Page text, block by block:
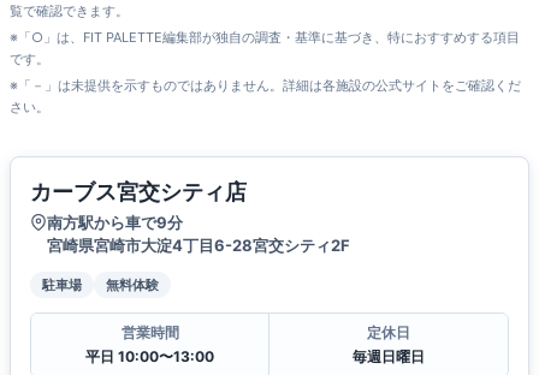
覧で確認できます。
※「○」は、FIT PALETTE編集部が独自の調査・基準に基づき、特におすすめする項目
です。
※「－」は未提供を示すものではありません。詳細は各施設の公式サイトをご確認くだ
さい。
カーブス宮交シティ店
南方駅から車で9分
宮崎県宮崎市大淀4丁目6-28宮交シティ2F
駐車場 無料体験
営業時間
平日 10:00〜13:00
定休日
毎週日曜日